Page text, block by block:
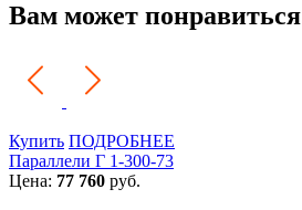
Вам может понравиться
Купить ПОДРОБНЕЕ
Параллели Г 1-300-73
Цена: 77 760 руб.